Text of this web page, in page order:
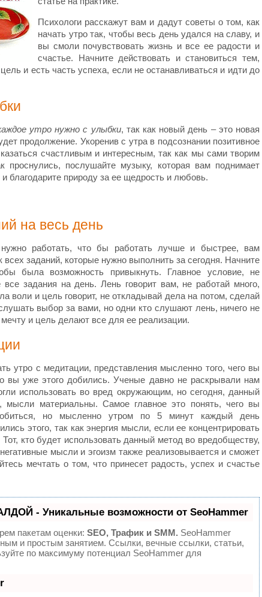
Психологи расскажут вам и дадут советы о том, как
начать утро так, чтобы весь день удался на славу, и
вы смоли почувствовать жизнь и все ее радости и
счастье. Начните действовать и становиться тем,
и есть часть успеха, если не останавливаться и идти до
утро нужно с улыбки, так как новый день – это новая
продолжение. Укоренив с утра в подсознании позитивное
счастливым и интересным, так как мы сами творим
проснулись, послушайте музыку, которая вам поднимает
благодарите природу за ее щедрость и любовь.
на весь день
работать, что бы работать лучше и быстрее, вам
всех заданий, которые нужно выполнить за сегодня. Начните
была возможность привыкнуть. Главное условие, не
задания на день. Лень говорит вам, не работай много,
воли и цель говорит, не откладывай дела на потом, сделай
выбор за вами, но одни кто слушают лень, ничего не
и цель делают все для ее реализации.
утро с медитации, представления мысленно того, чего вы
вы уже этого добились. Ученые давно не раскрывали нам
использовать во вред окружающим, но сегодня, данный
мысли материальны. Самое главное это понять, чего вы
но мысленно утром по 5 минут каждый день
этого, так как энергия мысли, если ее концентрировать
кто будет использовать данный метод во вредобществу,
мысли и эгоизм также реализовывается и сможет
мечтать о том, что принесет радость, успех и счастье
- Уникальные возможности от SeoHammer
пакетам оценки: SEO, Трафик и SMM. SeoHammer
и простым занятием. Ссылки, вечные ссылки, статьи,
по максимуму потенциал SeoHammer для